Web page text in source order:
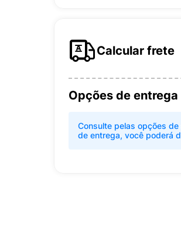
Calcular frete
Opções de entrega
Consulte pelas opções
de entrega, você poderá